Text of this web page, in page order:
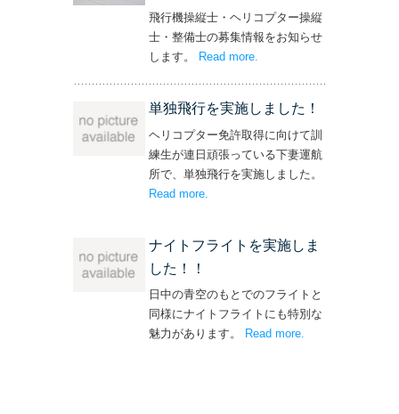
飛行機操縦士・ヘリコプター操縦
士・整備士の募集情報をお知らせ
します。
Read more– ‘飛行機・ヘリコプター
.
単独飛行を実施しました！
ヘリコプター免許取得に向けて訓
練生が連日頑張っている下妻運航
所で、単独飛行を実施しました。
Read more
ナイトフライトを実施しま
した！！
日中の青空のもとでのフライトと
同様にナイトフライトにも特別な
魅力があります。
Read more– ‘ナイトフライト
.